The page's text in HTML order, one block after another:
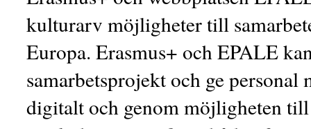
kulturarv möjligheter till
Europa. Erasmus+ och EPALE
samarbetsprojekt och ge
digitalt och genom möjligheten